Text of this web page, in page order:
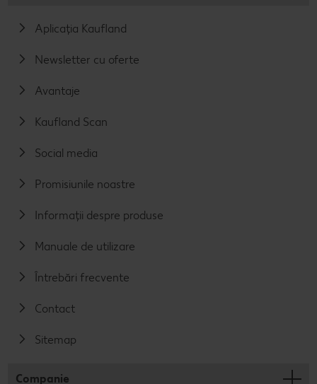
Aplicația Kaufland
Newsletter cu oferte
Avantaje
Kaufland Scan
Social media
Promisiunile noastre
Informații despre produse
Manuale de utilizare
Întrebări frecvente
Contact
Sitemap
Companie